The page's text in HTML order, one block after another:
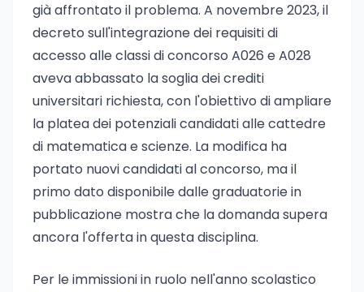
già affrontato il problema. A novembre 2023, il
decreto sull'integrazione dei requisiti di
accesso alle classi di concorso A026 e A028
aveva abbassato la soglia dei crediti
universitari richiesta, con l'obiettivo di ampliare
la platea dei potenziali candidati alle cattedre
di matematica e scienze. La modifica ha
portato nuovi candidati al concorso, ma il
primo dato disponibile dalle graduatorie in
pubblicazione mostra che la domanda supera
ancora l'offerta in questa disciplina.
Per le immissioni in ruolo nell'anno scolastico